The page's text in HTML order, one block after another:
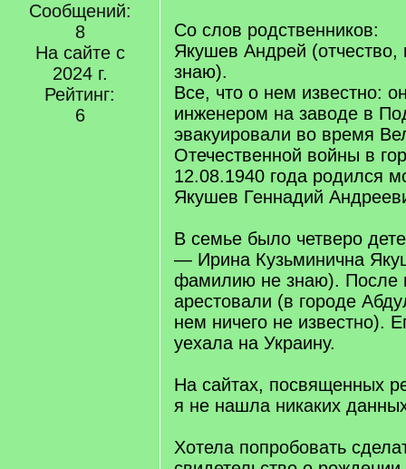
Сообщений:
8
На сайте с
2024 г.
Рейтинг:
6
Со слов родственников:
Якушев Андрей
знаю).
Все, что о нем известно:
инженером на заводе в
эвакуировали во время
Отечественной войны в
12.08.1940 года родился
Якушев Геннадий
В семье было четверо
— Ирина Кузьминична
фамилию не знаю). После
арестовали (в городе
нем ничего не известно).
уехала на Украину.
На сайтах, посвященных
я не нашла никаких
Хотела попробовать